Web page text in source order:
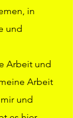
in
und
Arbeit und
Arbeit
und